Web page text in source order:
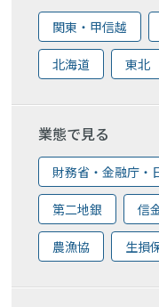
関東・甲信越
北海道 東北
業態で見る
財務省・金融庁・
第二地銀 信
農漁協 生損